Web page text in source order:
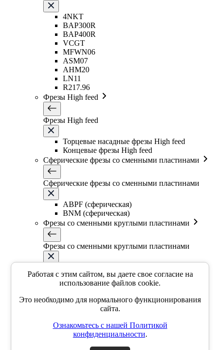
4NKT
BAP300R
BAP400R
VCGT
MFWN06
ASM07
AHM20
LN11
R217.96
Фрезы High feed
Фрезы High feed
Торцевые насадные фрезы High feed
Концевые фрезы High feed
Сферические фрезы со сменными пластинами
Сферические фрезы со сменными пластинами
ABPF (сферическая)
BNM (сферическая)
Фрезы со сменными круглыми пластинами
Фрезы со сменными круглыми пластинами
EMR5R
EMR6R
Фасочные фрезы со сменными пластинами
Фасочные фрезы со сменными пластинами
Работая с этим сайтом, вы даете свое согласие на
использование файлов cookie.
Это необходимо для нормального функционирования
сайта.
Ознакомьтесь с нашей Политикой
конфиденциальности.